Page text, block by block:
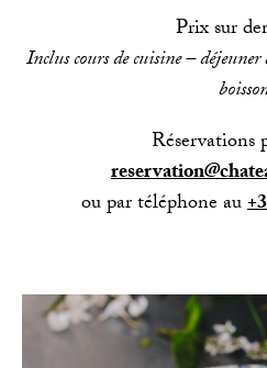
Prix sur
Inclus cours de cuisine –
Réservations
ou par téléphone au